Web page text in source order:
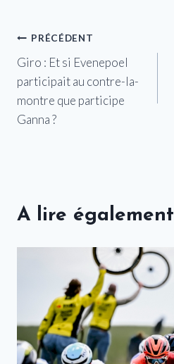
Navigation
de
l’article
PRÉCÉDENT
Giro : Et si Evenepoel
participait au contre-la-
montre que participe
Ganna ?
A lire également